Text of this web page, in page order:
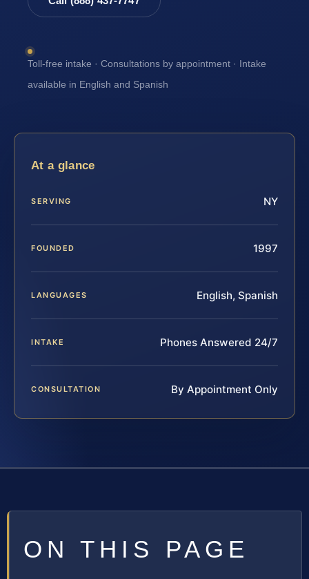
Toll-free intake · Consultations by appointment · Intake
available in English and Spanish
At a glance
SERVING NY
FOUNDED 1997
LANGUAGES English, Spanish
INTAKE Phones Answered 24/7
CONSULTATION By Appointment Only
ON THIS PAGE